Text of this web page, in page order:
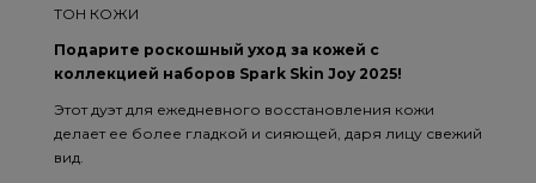
ТОН КОЖИ
Подарите роскошный уход за кожей с
коллекцией наборов Spark Skin Joy 2025!
Этот дуэт для ежедневного восстановления кожи
делает ее более гладкой и сияющей, даря лицу свежий
вид.